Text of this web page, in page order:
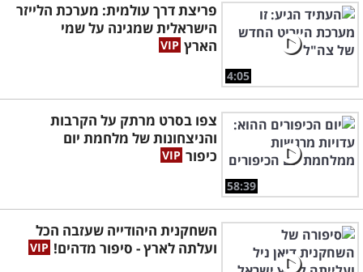
4:05
פריצת דרך עולמית: מערכת הלייזר
הישראלית שמגינה על שמי
הארץ
58:39
צפו בסרט מרתק על הקרבות
והניצחונות של מלחמת יום
כיפור
השחקנית היהודייה שעזבה הכל
ועלתה לארץ - סיפור מדהים!